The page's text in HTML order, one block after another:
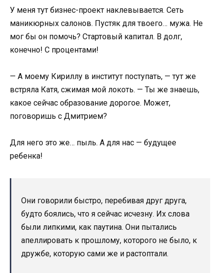
У меня тут бизнес-проект наклевывается. Сеть
маникюрных салонов. Пустяк для твоего… мужа. Не
мог бы он помочь? Стартовый капитал. В долг,
конечно! С процентами!
— А моему Кириллу в институт поступать, — тут же
встряла Катя, сжимая мой локоть. — Ты же знаешь,
какое сейчас образование дорогое. Может,
поговоришь с Дмитрием?
Для него это же… пыль. А для нас — будущее
ребенка!
Они говорили быстро, перебивая друг друга,
будто боялись, что я сейчас исчезну. Их слова
были липкими, как паутина. Они пытались
апеллировать к прошлому, которого не было, к
дружбе, которую сами же и растоптали.